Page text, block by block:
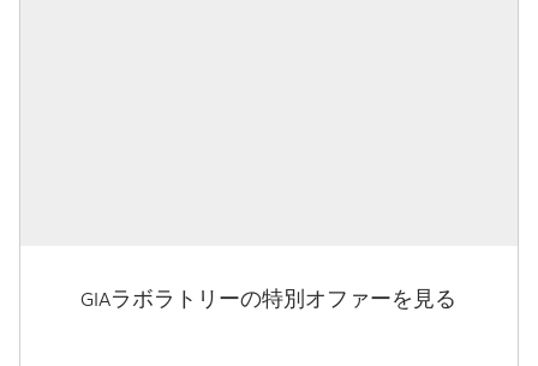
GIAラボラトリーの特別オファーを見る